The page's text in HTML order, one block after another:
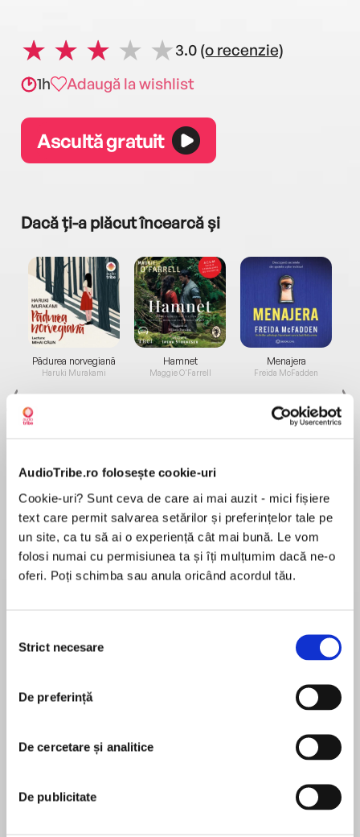
AudioTribe.ro folosește cookie-uri
Cookie-uri? Sunt ceva de care ai mai auzit - mici fișiere
text care permit salvarea setărilor și preferințelor tale pe
un site, ca tu să ai o experiență cât mai bună. Le vom
folosi numai cu permisiunea ta și îți mulțumim dacă ne-o
oferi. Poți schimba sau anula oricând acordul tău.
consimțământului
Strict necesare
De preferință
De cercetare și analitice
De publicitate
3.0 (o recenzie)
1h
Adaugă la wishlist
Ascultă gratuit
Dacă ți-a plăcut încearcă și
Pădurea norvegiană
Haruki Murakami
de...
Dani Francis
Hamnet
Maggie O'Farrell
la...
Lauren Weisberger
Menajera
Freida McFadden
Sohn Won-pyung
Philosophy for busy people. Listen to a succinct
account of the philosophy of Hume in just one
perceptions themselves. The world is nothing
know the world remains, and we go on as
before. What Hume expressed was the status
În acest moment nu există recenzii